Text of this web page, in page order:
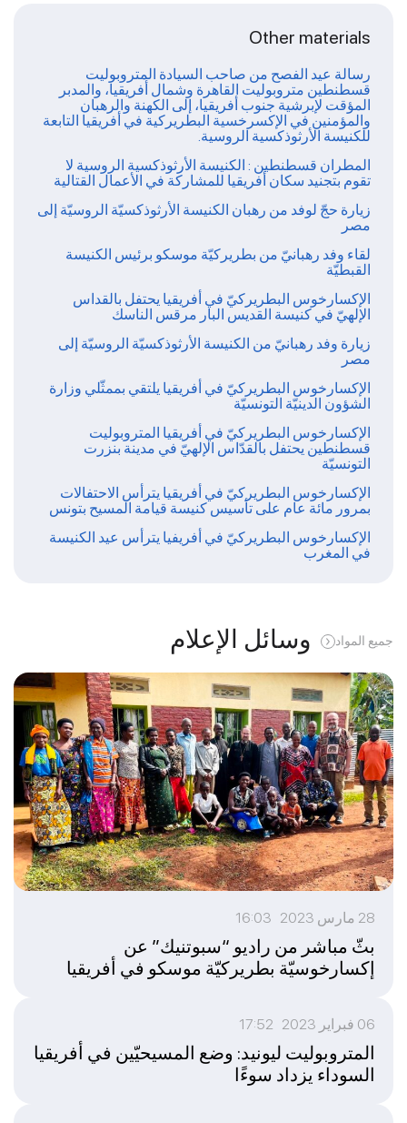
Other materials
رسالة عيد الفصح من صاحب السيادة المتروبوليت
قسطنطين متروبوليت القاهرة وشمال أفريقيا، والمدبر
المؤقت لإبرشية جنوب أفريقيا، إلى الكهنة والرهبان
والمؤمنين في الإكسرخسية البطريركية في أفريقيا التابعة
للكنيسة الأرثوذكسية الروسية.
المطران قسطنطين : الكنيسة الأرثوذكسية الروسية لا
تقوم بتجنيد سكان أفريقيا للمشاركة في الأعمال القتالية
زيارة حجّ لوفد من رهبان الكنيسة الأرثوذكسيّة الروسيّة إلى
مصر
لقاء وفد رهبانيّ من بطريركيّة موسكو برئيس الكنيسة
القبطيّة
الإكسارخوس البطريركيّ في أفريقيا يحتفل بالقداس
الإلهيّ في كنيسة القديس البار مرقس الناسك
زيارة وفد رهبانيّ من الكنيسة الأرثوذكسيّة الروسيّة إلى
مصر
الإكسارخوس البطريركيّ في أفريقيا يلتقي بممثّلي وزارة
الشؤون الدينيّة التونسيّة
الإكسارخوس البطريركيّ في أفريقيا المتروبوليت
قسطنطين يحتفل بالقدّاس الإلهيّ في مدينة بنزرت
التونسيّة
الإكسارخوس البطريركيّ في أفريقيا يترأس الاحتفالات
بمرور مائة عام على تأسيس كنيسة قيامة المسيح بتونس
الإكسارخوس البطريركيّ في أفريفيا يترأس عيد الكنيسة
في المغرب
وسائل الإعلام جميع المواد
28 مارس 2023 16:03
بثّ مباشر من راديو “سبوتنيك” عن
إكسارخوسيّة بطريركيّة موسكو في أفريقيا
06 فبراير 2023 17:52
المتروبوليت ليونيد: وضع المسيحيّين في أفريقيا
السوداء يزداد سوءًا